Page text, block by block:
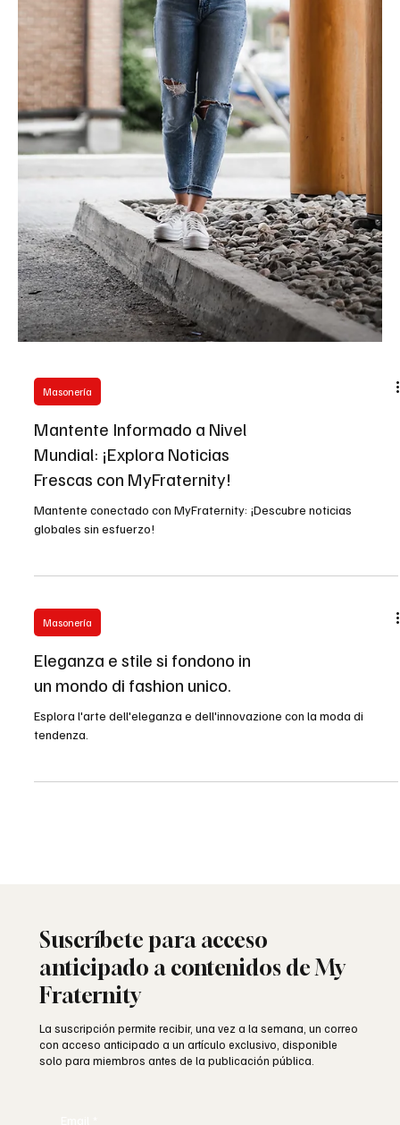
Mantente Informado a Nivel
Mundial: ¡Explora Noticias
Frescas con MyFraternity!
Mantente conectado con MyFraternity: ¡Descubre noticias
Eleganza e stile si fondono in
un mondo di fashion unico.
Esplora l'arte dell'eleganza e dell'innovazione con la moda di
Suscríbete para acceso
anticipado a contenidos de My
Fraternity
La suscripción permite recibir, una vez a la semana, un correo